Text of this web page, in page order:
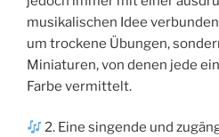
musikalischen Idee
um trockene Übungen,
Miniaturen, von denen jede
Farbe vermittelt.
2. Eine singende und